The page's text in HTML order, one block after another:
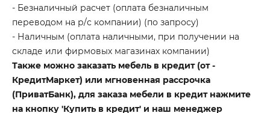
- Безналичный расчет (оплата безналичным
переводом на р/с компании) (по запросу)
- Наличным (оплата наличными, при получении на
складе или фирмовых магазинах компании)
Также можно заказать мебель в кредит (от -
КредитМаркет) или мгновенная рассрочка
(ПриватБанк), для заказа мебели в кредит нажмите
на кнопку 'Купить в кредит' и наш менеджер